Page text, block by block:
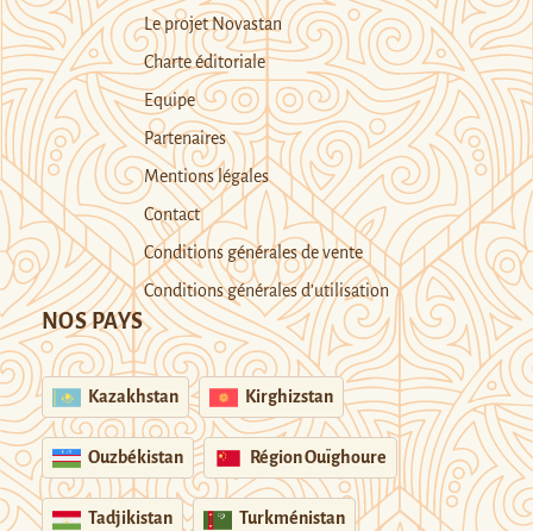
Le projet Novastan
Charte éditoriale
Equipe
Partenaires
Mentions légales
Contact
Conditions générales de vente
Conditions générales d’utilisation
NOS PAYS
Kazakhstan Kirghizstan
Ouzbékistan Région Ouïghoure
Tadjikistan Turkménistan